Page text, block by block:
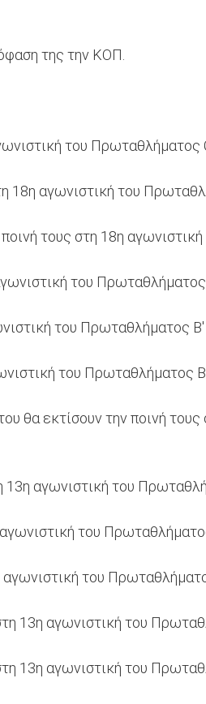
της την ΚΟΠ.
του Πρωταθλήματος
18η αγωνιστική του
τους στη 18η
του
του Πρωταθλήματος
του Πρωταθλήματος
θα εκτίσουν την ποινή τους
13η αγωνιστική του
του
αγωνιστική του
13η αγωνιστική του
13η αγωνιστική του